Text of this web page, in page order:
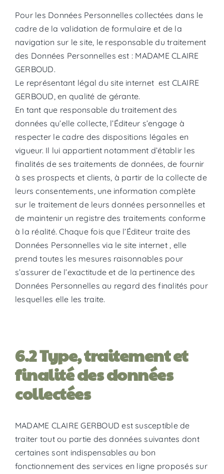
Pour les Données Personnelles collectées dans le
cadre de la validation de formulaire et de la
navigation sur le site, le responsable du traitement
des Données Personnelles est : MADAME CLAIRE
GERBOUD.
Le représentant légal du site internet est CLAIRE
GERBOUD, en qualité de gérante.
En tant que responsable du traitement des
données qu’elle collecte, l’Éditeur s’engage à
respecter le cadre des dispositions légales en
vigueur. Il lui appartient notamment d’établir les
finalités de ses traitements de données, de fournir
à ses prospects et clients, à partir de la collecte de
leurs consentements, une information complète
sur le traitement de leurs données personnelles et
de maintenir un registre des traitements conforme
à la réalité. Chaque fois que l’Éditeur traite des
Données Personnelles via le site internet , elle
prend toutes les mesures raisonnables pour
s’assurer de l’exactitude et de la pertinence des
Données Personnelles au regard des finalités pour
lesquelles elle les traite.
6.2 Type, traitement et
finalité des données
collectées
MADAME CLAIRE GERBOUD est susceptible de
traiter tout ou partie des données suivantes dont
certaines sont indispensables au bon
fonctionnement des services en ligne proposés sur